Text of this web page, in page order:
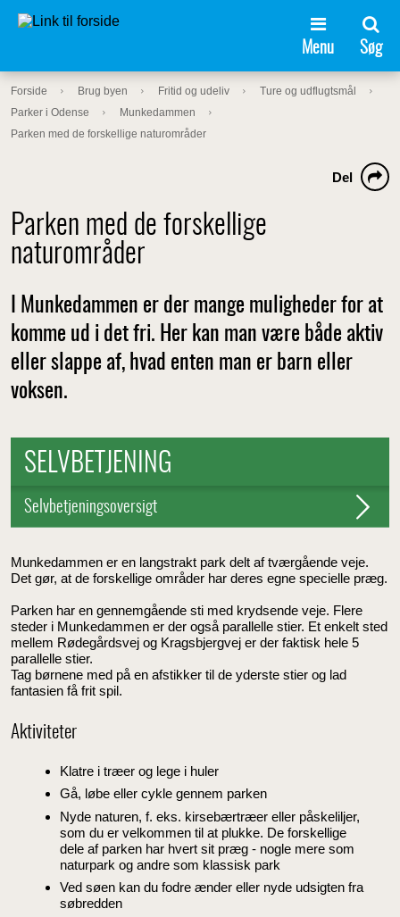
Menu Søg
Forside Brug byen Fritid og udeliv
Ture og udflugtsmål
Parker i Odense
Munkedammen
Parken med de forskellige naturområder
Parken med de forskellige
naturområder
Del
I Munkedammen er der mange muligheder for at
komme ud i det fri. Her kan man være både aktiv
eller slappe af, hvad enten man er barn eller
voksen.
SELVBETJENING
Selvbetjeningsoversigt
Munkedammen er en langstrakt park delt af tværgående veje.
Det gør, at de forskellige områder har deres egne specielle præg.
Parken har en gennemgående sti med krydsende veje. Flere
steder i Munkedammen er der også parallelle stier. Et enkelt sted
mellem Rødegårdsvej og Kragsbjergvej er der faktisk hele 5
parallelle stier.
Tag børnene med på en afstikker til de yderste stier og lad
fantasien få frit spil.
Aktiviteter
Klatre i træer og lege i huler
Gå, løbe eller cykle gennem parken
Nyde naturen, f. eks. kirsebærtræer eller påskeliljer,
som du er velkommen til at plukke. De forskellige
dele af parken har hvert sit præg - nogle mere som
naturpark og andre som klassisk park
Ved søen kan du fodre ænder eller nyde udsigten fra
søbredden